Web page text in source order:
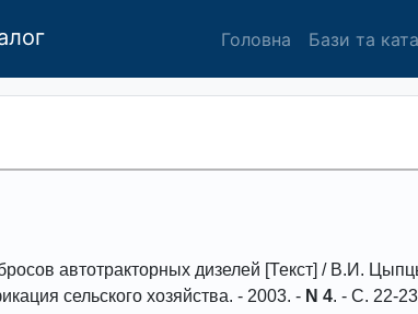
Головна Бази та
автотpактоpных дизелей [Текст] / В.И.
сельского хозяйства. - 2003. - N 4. - С. 22-23